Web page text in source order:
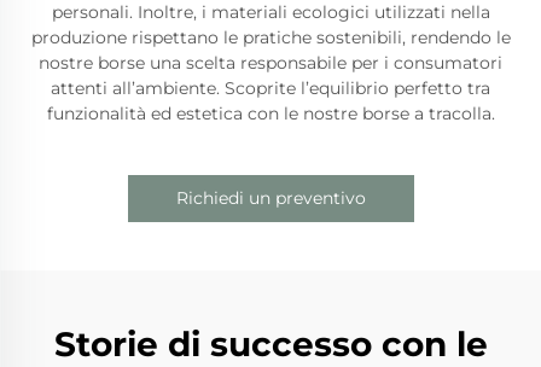
personali. Inoltre, i materiali ecologici utilizzati nella
produzione rispettano le pratiche sostenibili, rendendo le
nostre borse una scelta responsabile per i consumatori
attenti all’ambiente. Scoprite l’equilibrio perfetto tra
funzionalità ed estetica con le nostre borse a tracolla.
Richiedi un preventivo
Storie di successo con le